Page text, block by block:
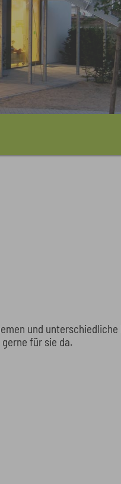
und unterschiedliche
für sie da.